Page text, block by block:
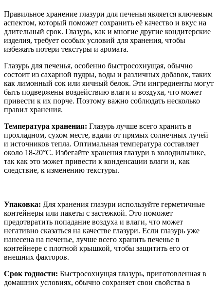
Правильное хранение глазури для печенья является ключевым
аспектом, который поможет сохранить её качество и вкус на
длительный срок. Глазурь, как и многие другие кондитерские
изделия, требует особых условий для хранения, чтобы
избежать потери текстуры и аромата.
Глазурь для печенья, особенно быстросохнущая, обычно
состоит из сахарной пудры, воды и различных добавок, таких
как лимонный сок или яичный белок. Эти ингредиенты могут
быть подвержены воздействию влаги и воздуха, что может
привести к их порче. Поэтому важно соблюдать несколько
правил хранения.
Температура хранения: Глазурь лучше всего хранить в
прохладном, сухом месте, вдали от прямых солнечных лучей
и источников тепла. Оптимальная температура составляет
около 18-20°C. Избегайте хранения глазури в холодильнике,
так как это может привести к конденсации влаги и, как
следствие, к изменению текстуры.
Упаковка: Для хранения глазури используйте герметичные
контейнеры или пакеты с застежкой. Это поможет
предотвратить попадание воздуха и влаги, что может
негативно сказаться на качестве глазури. Если глазурь уже
нанесена на печенье, лучше всего хранить печенье в
контейнере с плотной крышкой, чтобы защитить его от
внешних факторов.
Срок годности: Быстросохнущая глазурь, приготовленная в
домашних условиях, обычно сохраняет свои свойства в